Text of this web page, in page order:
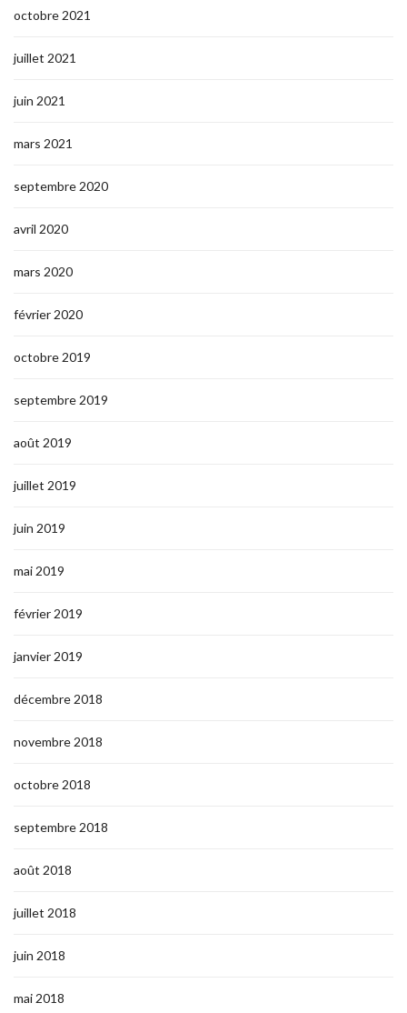
octobre 2021
juillet 2021
juin 2021
mars 2021
septembre 2020
avril 2020
mars 2020
février 2020
octobre 2019
septembre 2019
août 2019
juillet 2019
juin 2019
mai 2019
février 2019
janvier 2019
décembre 2018
novembre 2018
octobre 2018
septembre 2018
août 2018
juillet 2018
juin 2018
mai 2018